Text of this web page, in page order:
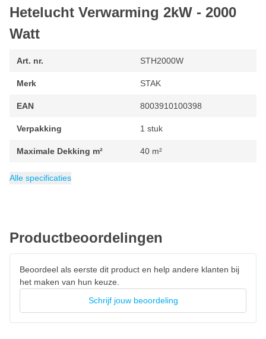
koude garage, schuur of kamer verwarm je snel met deze kachel.
De verwarming blaast hetelucht met een snelheid van 158m3 per
uur. Hierdoor kan jij met deze hetelucht kachel in een korte tijd
hoe krachtig de kachel hetelucht moet blazen.
Zelf resetting thermostaat: 65 graden Celsius
Vereiste zekering: 10A
Gemaakt van stevig metaal
Hetelucht Verwarming 2kW - 2000
Watt
Art. nr. STH2000W
Merk STAK
EAN 8003910100398
Verpakking 1 stuk
Maximale Dekking m² 40 m²
Gewicht
Lengte 210 mm
Breedte 217 mm
Wattage (Watt)
Voedingsbron
Voltage (Volt)
Type verwarming
Afmeting
Hoogte 160 mm
Garantie
Categorie
Alle specificaties
Productbeoordelingen
Beoordeel als eerste dit product en help andere klanten bij
het maken van hun keuze.
Schrijf jouw beoordeling